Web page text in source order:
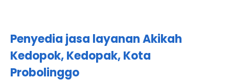
Penyedia jasa layanan Akikah
Kedopok, Kedopak, Kota
Probolinggo